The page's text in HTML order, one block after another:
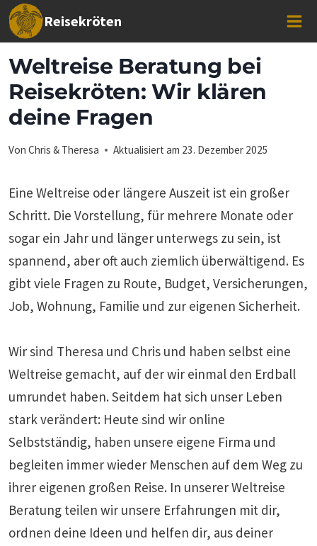
Zum
Inhalt
springen
Reisekröten
Weltreise Beratung bei
Reisekröten: Wir klären
deine Fragen
Von Chris & Theresa Aktualisiert am 23. Dezember 2025
Eine Weltreise oder längere Auszeit ist ein großer
Schritt. Die Vorstellung, für mehrere Monate oder
sogar ein Jahr und länger unterwegs zu sein, ist
spannend, aber oft auch ziemlich überwältigend. Es
gibt viele Fragen zu Route, Budget, Versicherungen,
Job, Wohnung, Familie und zur eigenen Sicherheit.
Wir sind Theresa und Chris und haben selbst eine
Weltreise gemacht, auf der wir einmal den Erdball
umrundet haben. Seitdem hat sich unser Leben
stark verändert: Heute sind wir online
Selbstständig, haben unsere eigene Firma und
begleiten immer wieder Menschen auf dem Weg zu
ihrer eigenen großen Reise. In unserer Weltreise
Beratung teilen wir unsere Erfahrungen mit dir,
ordnen deine Ideen und helfen dir, aus deiner